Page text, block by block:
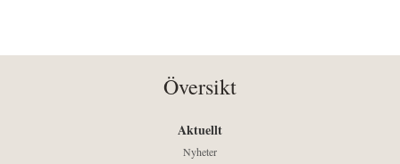
Översikt
Aktuellt
Nyheter